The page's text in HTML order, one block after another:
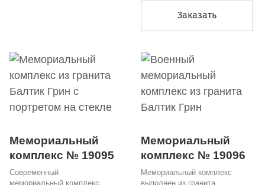
Заказать
Мемориальный
комплекс № 19095
Современный
мемориальный комплекс
Мемориальный
комплекс № 19096
Мемориальный комплекс
выполнен из гранита